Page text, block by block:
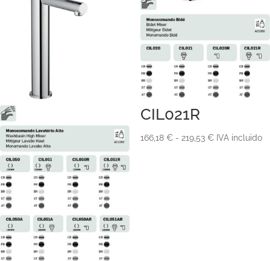
CIL021R
166,18 € - 219,53 €Rango
IVA incluido